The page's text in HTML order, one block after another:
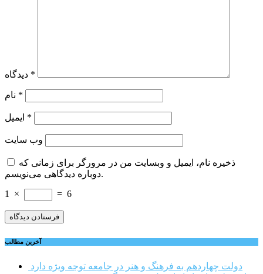
*
*
*
وب‌ سایت
ذخیره نام، ایمیل و وبسایت من در مرورگر برای زمانی که
دوباره دیدگاهی می‌نویسم.
1
× = 6
آخرین مطالب
دولت چهاردهم به فرهنگ و هنر در جامعه توجه ویژه دارد